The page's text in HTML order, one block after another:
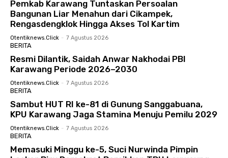
Pemkab Karawang Tuntaskan Persoalan
Bangunan Liar Menahun dari Cikampek,
Rengasdengklok Hingga Akses Tol Kartim
Otentiknews.click - 7 Agustus 2026
BERITA
Resmi Dilantik, Saidah Anwar Nakhodai PBI
Karawang Periode 2026–2030
Otentiknews.click - 7 Agustus 2026
BERITA
Sambut HUT RI ke-81 di Gunung Sanggabuana,
KPU Karawang Jaga Stamina Menuju Pemilu 2029
Otentiknews.click - 7 Agustus 2026
BERITA
Memasuki Minggu ke-5, Suci Nurwinda Pimpin